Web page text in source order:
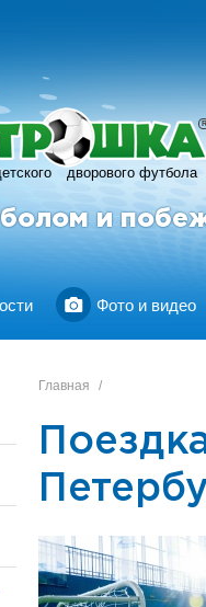
дворового футбола
R
и
Фото и видео
Главная /